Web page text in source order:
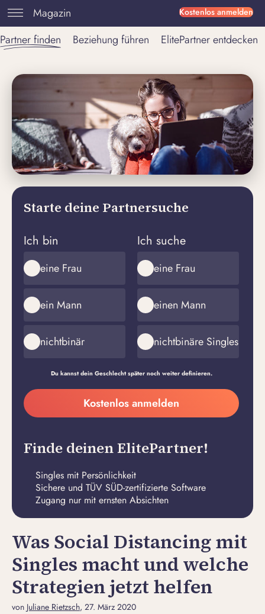
Kostenlos anmelden
Magazin
Partner finden
Beziehung führen ElitePartner entdecken
Starte deine Partnersuche
Ich bin
eine Frau
ein Mann
nichtbinär
Ich suche
eine Frau
einen Mann
nichtbinäre Singles
Du kannst dein Geschlecht später noch weiter definieren.
Meine
E-
Adresse
erstellen
Kostenlos anmelden
Finde deinen ElitePartner!
Singles mit Persönlichkeit
Sichere und TÜV SÜD-zertifizierte Software
Zugang nur mit ernsten Absichten
Was Social Distancing mit
Singles macht und welche
Strategien jetzt helfen
von Juliane Rietzsch, 27. März 2020